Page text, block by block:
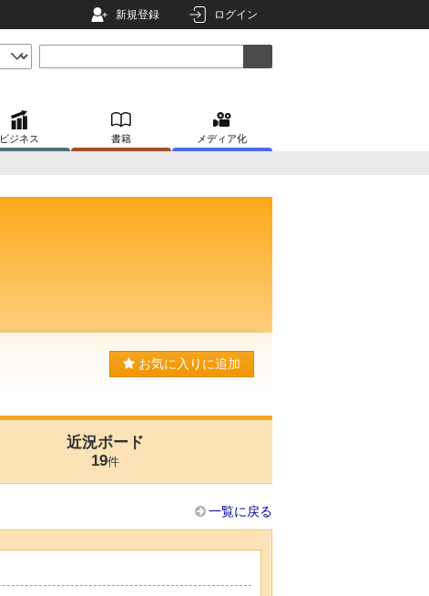
新規登録 ログイン
ビジネス 書籍 メディア化
お気に入りに追加
近況ボード
19件
一覧に戻る